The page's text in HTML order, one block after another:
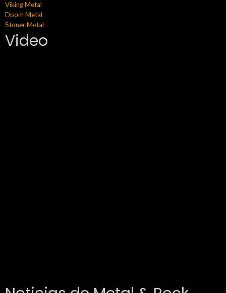
Viking Metal
Doom Metal
Stoner Metal
Video